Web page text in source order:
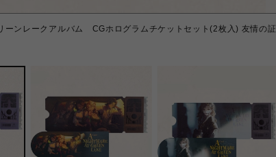
ーンレークアルバム CGホログラムチケットセット(2枚入) 友情の証